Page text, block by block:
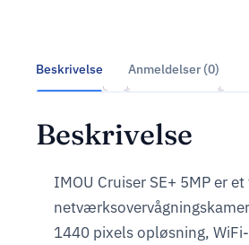
Beskrivelse Anmeldelser (0)
Beskrivelse
IMOU Cruiser SE+ 5MP er
1440 pixels opløsning,